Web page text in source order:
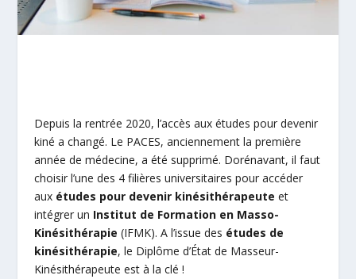
Depuis la rentrée 2020, l’accès aux études pour devenir
kiné a changé. Le PACES, anciennement la première
année de médecine, a été supprimé. Dorénavant, il faut
choisir l’une des 4 filières universitaires pour accéder
aux études pour devenir kinésithérapeute et
intégrer un Institut de Formation en Masso-
Kinésithérapie (IFMK). A l’issue des études de
kinésithérapie, le Diplôme d’État de Masseur-
Kinésithérapeute est à la clé !